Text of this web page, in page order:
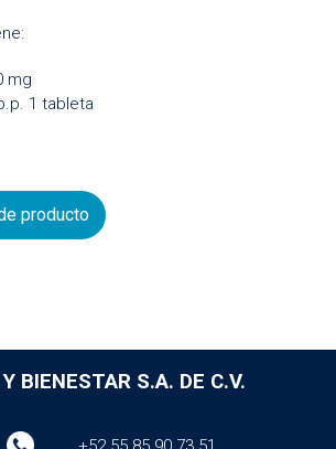
mg
1 tableta
producto
BIENESTAR S.A. DE C.V.